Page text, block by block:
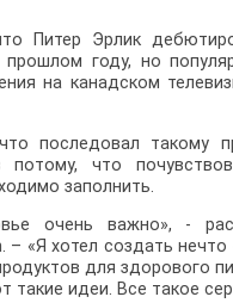
Питер Эрлик
году, но
на канадском
последовал такому
потому, что
заполнить.
очень важно», -
«Я хотел создать нечто
для здорового
такие идеи. Все такое